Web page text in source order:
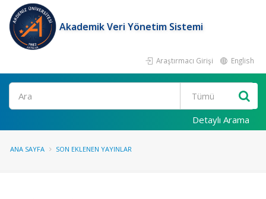
Akademik Veri Yönetim Sistemi
Araştırmacı Girişi English
Ara
Detaylı Arama
ANA SAYFA SON EKLENEN YAYINLAR